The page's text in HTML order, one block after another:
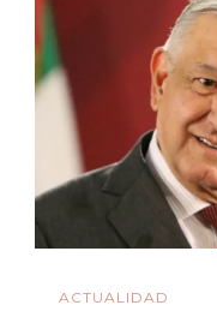
ACTUALIDAD